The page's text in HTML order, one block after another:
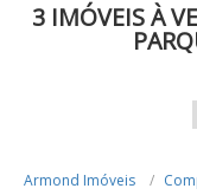
3 IMÓVEIS À
Armond Imóveis